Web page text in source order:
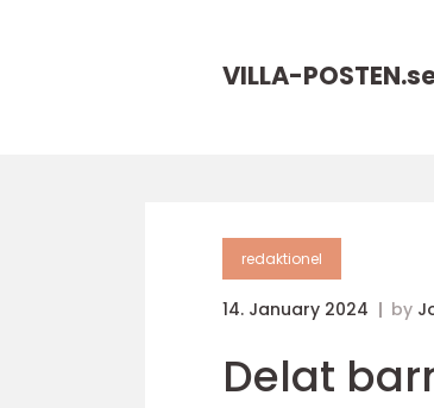
VILLA-POSTEN.
redaktionel
14. January 2024 by
Delat